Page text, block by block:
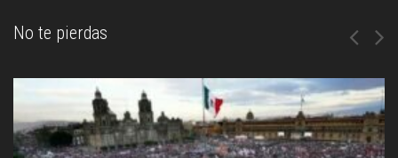
No te pierdas